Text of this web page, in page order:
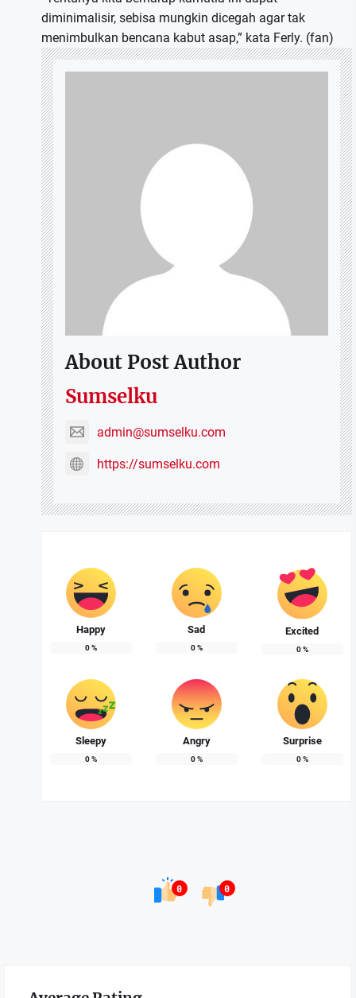
diminimalisir, sebisa mungkin dicegah agar tak
menimbulkan bencana kabut asap,” kata Ferly. (fan)
About Post Author
Sumselku
admin@sumselku.com
https://sumselku.com
Happy
0%
Sad
0%
Excited
0%
Sleepy
0%
Angry
0%
Surprise
0%
0 0